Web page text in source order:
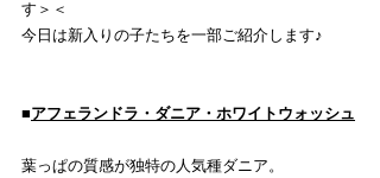
す＞＜
今日は新入りの子たちを一部ご紹介します♪
■アフェランドラ・ダニア・ホワイトウォッシュ
葉っぱの質感が独特の人気種ダニア。